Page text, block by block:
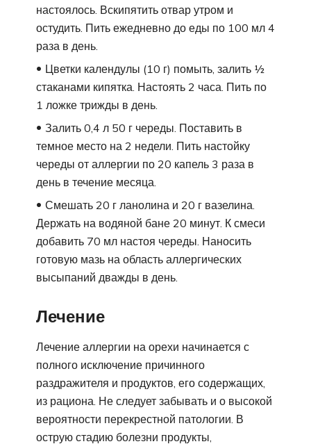
настоялось. Вскипятить отвар утром и
остудить. Пить ежедневно до еды по 100 мл 4
раза в день.
Цветки календулы (10 г) помыть, залить ½
стаканами кипятка. Настоять 2 часа. Пить по
1 ложке трижды в день.
Залить 0,4 л 50 г череды. Поставить в
темное место на 2 недели. Пить настойку
череды от аллергии по 20 капель 3 раза в
день в течение месяца.
Смешать 20 г ланолина и 20 г вазелина.
Держать на водяной бане 20 минут. К смеси
добавить 70 мл настоя череды. Наносить
готовую мазь на область аллергических
высыпаний дважды в день.
Лечение
Лечение аллергии на орехи начинается с
полного исключение причинного
раздражителя и продуктов, его содержащих,
из рациона. Не следует забывать и о высокой
вероятности перекрестной патологии. В
острую стадию болезни продукты,